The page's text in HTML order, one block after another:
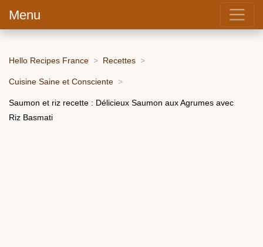
Menu
Hello Recipes France Recettes
Cuisine Saine et Consciente
Saumon et riz recette : Délicieux Saumon aux Agrumes avec
Riz Basmati